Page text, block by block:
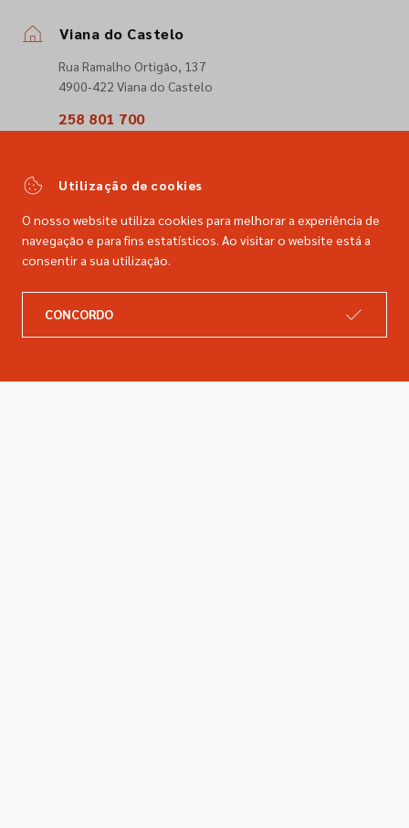
Viana do Castelo
Rua Ramalho Ortigão, 137
4900-422 Viana do Castelo
258 801 700
comercial@dimacer.com
Catálogo
Utilização de cookies
O nosso website utiliza cookies para melhorar a experiência de
navegação e para fins estatísticos. Ao visitar o website está a
consentir a sua utilização.
CONCORDO